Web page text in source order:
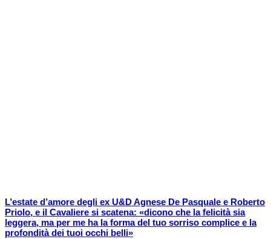
L’estate d’amore degli ex U&D Agnese De Pasquale e Roberto
Priolo, e il Cavaliere si scatena: «dicono che la felicità sia
leggera, ma per me ha la forma del tuo sorriso complice e la
profondità dei tuoi occhi belli»